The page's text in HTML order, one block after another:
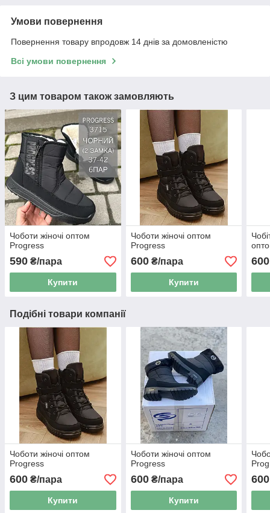
Умови повернення
Повернення товару впродовж 14 днів за домовленістю
Всі умови повернення
З цим товаром також замовляють
Чоботи жіночі оптом
Progress
590 ₴/пара
Купити
Чоботи жіночі оптом
Progress
600₴/пара
Купити
600
Подібні товари компанії
Чоботи жіночі оптом
Progress
600 ₴/пара
Купити
Чоботи жіночі оптом
Progress
600₴/пара
Купити
600